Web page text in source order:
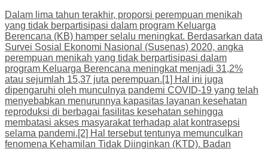
Dalam lima tahun terakhir, proporsi perempuan menikah
yang tidak berpartisipasi dalam program Keluarga
Berencana (KB) hamper selalu meningkat. Berdasarkan data
Survei Sosial Ekonomi Nasional (Susenas) 2020, angka
perempuan menikah yang tidak berpartisipasi dalam
program Keluarga Berencana meningkat menjadi 31,2%
atau sejumlah 15,37 juta perempuan.[1] Hal ini juga
dipengaruhi oleh munculnya pandemi COVID-19 yang telah
menyebabkan menurunnya kapasitas layanan kesehatan
reproduksi di berbagai fasilitas kesehatan sehingga
membatasi akses masyarakat terhadap alat kontrasepsi
selama pandemi.[2] Hal tersebut tentunya memunculkan
fenomena Kehamilan Tidak Diinginkan (KTD). Badan